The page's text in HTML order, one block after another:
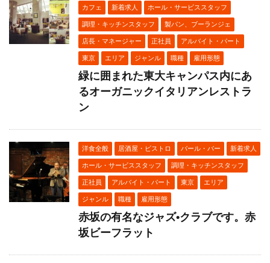
カフェ 新着求人 ホール・サービススタッフ
調理・キッチンスタッフ 製パン、ブーランジェ
店長・マネージャー 正社員 アルバイト・パート
東京 エリア ジャンル 職種 雇用形態
緑に囲まれた東大キャンパス内にあ
るオーガニックイタリアンレストラ
ン
洋食全般 居酒屋・ビストロ バール・バー 新着求人
ホール・サービススタッフ 調理・キッチンスタッフ
正社員 アルバイト・パート 東京 エリア
ジャンル 職種 雇用形態
赤坂の有名なジャズ•クラブです。赤
坂ビーフラット